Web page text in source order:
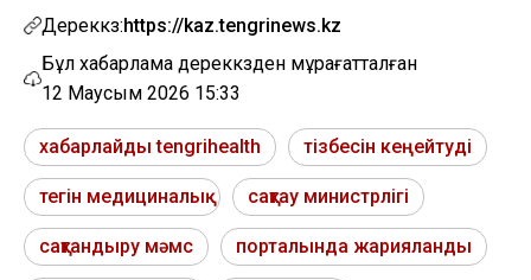
Дереккөз:https://kaz.tengrinews.kz
Бұл хабарлама дереккөзден мұрағатталған
12 Маусым 2026 15:33
хабарлайды tengrihealth тізбесін кеңейтуді
тегін медициналық сақтау министрлігі
сақтандыру мәмс порталында жарияланды